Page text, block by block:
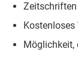
Zeitschriften
Kostenloses
Möglichkeit,